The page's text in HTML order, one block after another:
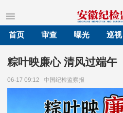
首页
审查 曝光 巡视
粽叶映廉心 清风过端午
06-17 09:12 中国纪检监察报